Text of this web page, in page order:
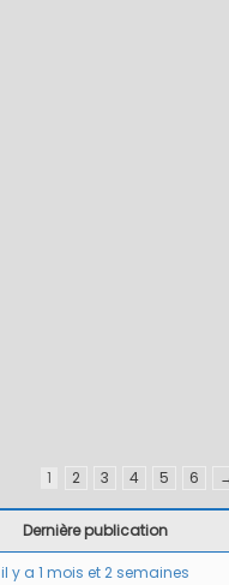
1 2 3 4 5 6
Dernière publication
il y a 1 mois et 2 semaines